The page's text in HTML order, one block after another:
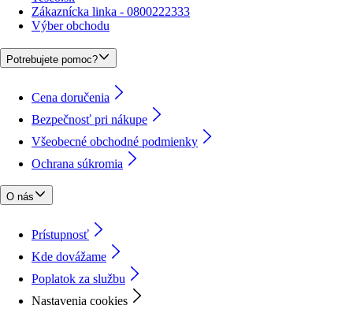
Zákaznícka linka - 0800222333
Výber obchodu
Potrebujete pomoc?
Cena doručenia
Bezpečnosť pri nákupe
Všeobecné obchodné podmienky
Ochrana súkromia
O nás
Prístupnosť
Kde dovážame
Poplatok za službu
Nastavenia cookies